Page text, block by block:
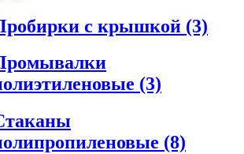
с крышкой (3)
(3)
(8)